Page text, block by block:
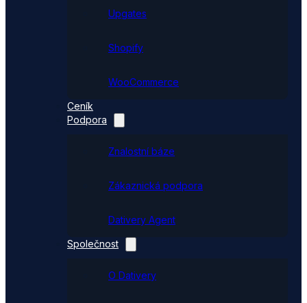
Upgates
Shopify
WooCommerce
Ceník
Podpora
Znalostní báze
Zákaznická podpora
Dativery Agent
Společnost
O Dativery